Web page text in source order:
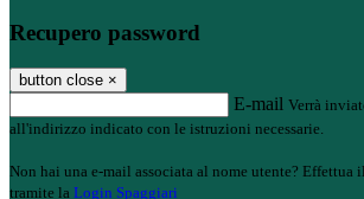
Recupero password
button close ×
E-mail Verrà
all'indirizzo indicato con le istruzioni necessarie.
Non hai una e-mail associata al nome utente? Effettua
tramite la Login Spaggiari